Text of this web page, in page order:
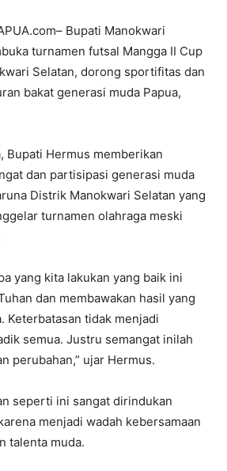
Bupati Manokwari
turnamen futsal Mangga II Cup
Selatan, dorong sportifitas dan
bakat generasi muda Papua,
Bupati Hermus memberikan
dan partisipasi generasi muda
Distrik Manokwari Selatan yang
turnamen olahraga meski
yang kita lakukan yang baik ini
dan membawakan hasil yang
Keterbatasan tidak menjadi
semua. Justru semangat inilah
perubahan,” ujar Hermus.
seperti ini sangat dirindukan
menjadi wadah kebersamaan
talenta muda.